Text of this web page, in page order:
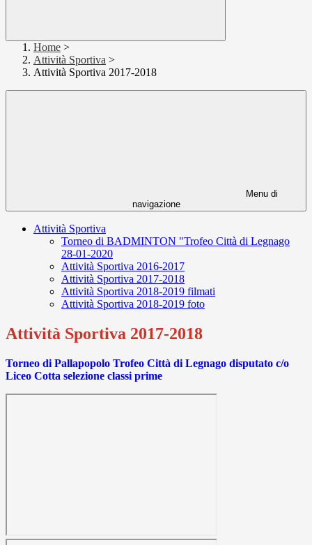
Home >
Attività Sportiva >
Attività Sportiva 2017-2018
Menu di
navigazione
Attività Sportiva
Torneo di BADMINTON "Trofeo Città di Legnago
28-01-2020
Attività Sportiva 2016-2017
Attività Sportiva 2017-2018
Attività Sportiva 2018-2019 filmati
Attività Sportiva 2018-2019 foto
Attività Sportiva 2017-2018
Torneo di Pallapopolo Trofeo Città di Legnago disputato c/o
Liceo Cotta selezione classi prime